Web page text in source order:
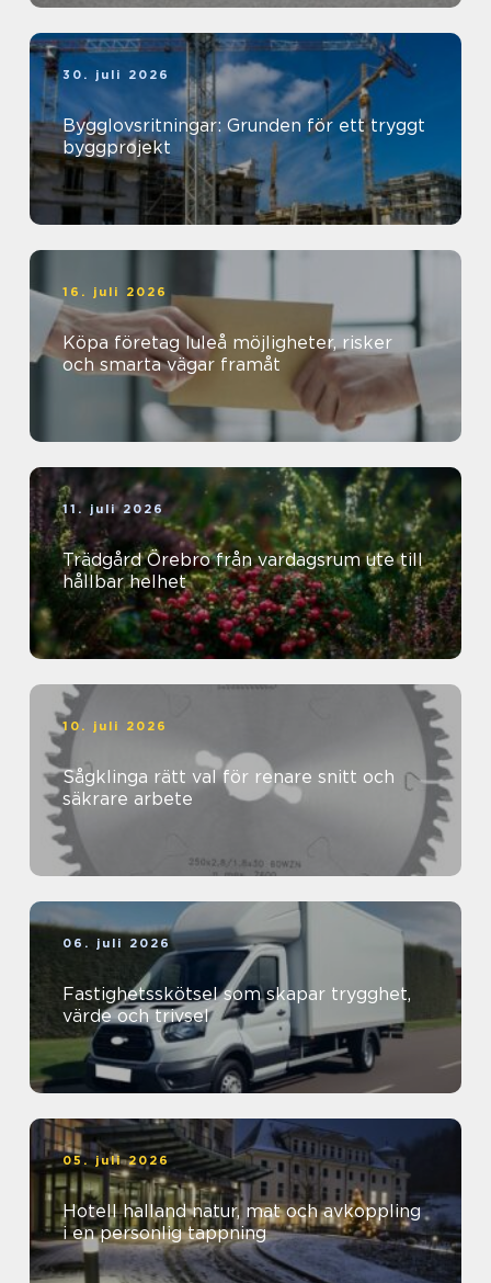
30. juli 2026
Bygglovsritningar: Grunden för ett tryggt
byggprojekt
16. juli 2026
Köpa företag luleå möjligheter, risker
och smarta vägar framåt
11. juli 2026
Trädgård Örebro från vardagsrum ute till
hållbar helhet
10. juli 2026
Sågklinga rätt val för renare snitt och
säkrare arbete
06. juli 2026
Fastighetsskötsel som skapar trygghet,
värde och trivsel
05. juli 2026
Hotell halland natur, mat och avkoppling
i en personlig tappning